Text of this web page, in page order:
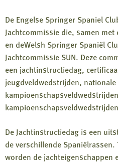
De Engelse Springer Spaniel
Jachtcommissie die, samen
en deWelsh Springer Spaniël
Jachtcommissie SUN. Deze
een jachtinstructiedag,
jeugdveldwedstrijden, nationale
De Jachtinstructiedag is een
de verschillende
worden de jachteigenschappen